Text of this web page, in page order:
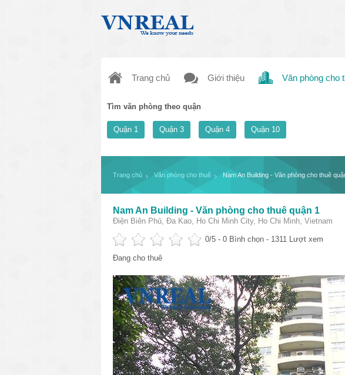
Trang chủ Giới thiệu Văn phòng cho
Tìm văn phòng theo quận
Quận 1 Quận 3 Quận 4 Quận 10
Trang chủ Văn phòng cho thuê Nam An Building - Văn phòng cho thuê
Nam An Building - Văn phòng cho thuê quận 1
Điện Biên Phủ, Đa Kao, Ho Chi Minh City, Ho Chi Minh, Vietnam
0/5 - 0 Bình chọn - 1311 Lượt xem
Đang cho thuê